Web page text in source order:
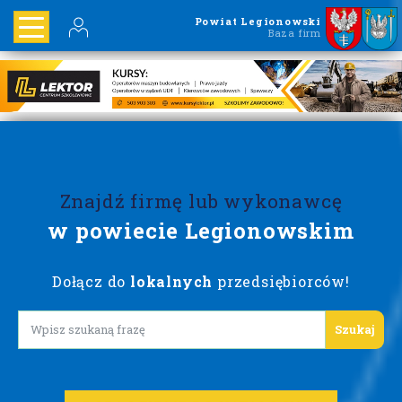
Powiat Legionowski
Baza firm
Znajdź firmę lub wykonawcę
w powiecie Legionowskim
Dołącz do lokalnych przedsiębiorców!
Lorem ipsum